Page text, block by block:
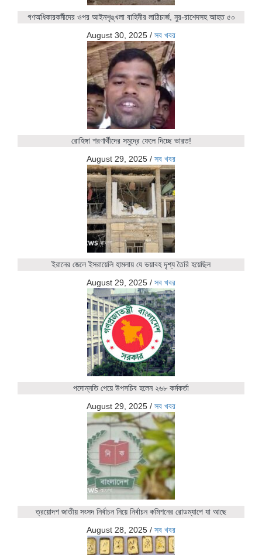
গণঅধিকারকর্মীদের ওপর আইনশৃঙ্খলা বাহিনীর লাঠিচার্জ, নুর-রাশেদসহ আহত ৫০
August 30, 2025 / সব খবর
রোহিঙ্গা শরণার্থীদের সমুদ্রে ফেলে দিচ্ছে ভারত!
August 29, 2025 / সব খবর
ইরানের জেলে ইসরায়েলি হামলায় যে ভয়াবহ দৃশ্য তৈরি হয়েছিল
August 29, 2025 / সব খবর
পদোন্নতি পেয়ে উপসচিব হলেন ২৬৮ কর্মকর্তা
August 29, 2025 / সব খবর
ত্রয়োদশ জাতীয় সংসদ নির্বাচন নিয়ে নির্বাচন কমিশনের রোডম্যাপে যা আছে
August 28, 2025 / সব খবর